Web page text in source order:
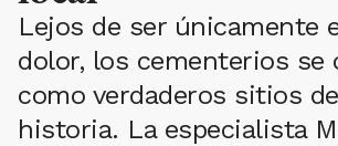
Lejos de ser únicamente
dolor, los cementerios se
como verdaderos sitios
historia. La especialista